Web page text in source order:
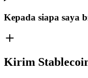
Kepada siapa saya
Kirim